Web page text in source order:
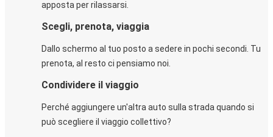
apposta per rilassarsi.
Scegli, prenota, viaggia
Dallo schermo al tuo posto a sedere in pochi secondi. Tu
prenota, al resto ci pensiamo noi.
Condividere il viaggio
Perché aggiungere un'altra auto sulla strada quando si
può scegliere il viaggio collettivo?